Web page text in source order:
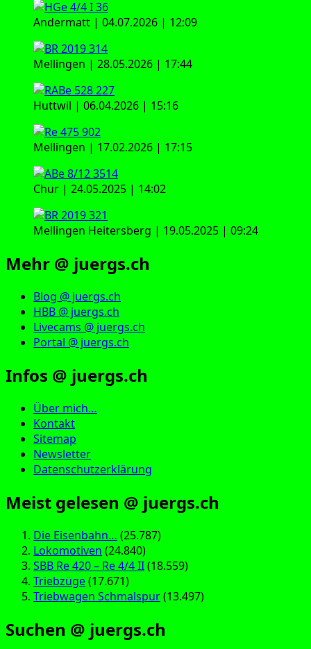
Andermatt | 04.07.2026 | 12:09
Mellingen | 28.05.2026 | 17:44
Huttwil | 06.04.2026 | 15:16
Mellingen | 17.02.2026 | 17:15
Chur | 24.05.2025 | 14:02
Mellingen Heitersberg | 19.05.2025 | 09:24
Mehr @ juergs.ch
Blog @ juergs.ch
HBB @ juergs.ch
Livecams @ juergs.ch
Portal @ juergs.ch
Infos @ juergs.ch
Über mich…
Kontakt
Sitemap
Newsletter
Datenschutzerklärung
Meist gelesen @ juergs.ch
Die Eisenbahn… (25.787)
Lokomotiven (24.840)
SBB Re 420 – Re 4/4 II(18.559)
Triebzüge(17.671)
Triebwagen Schmalspur(13.497)
Suchen @ juergs.ch